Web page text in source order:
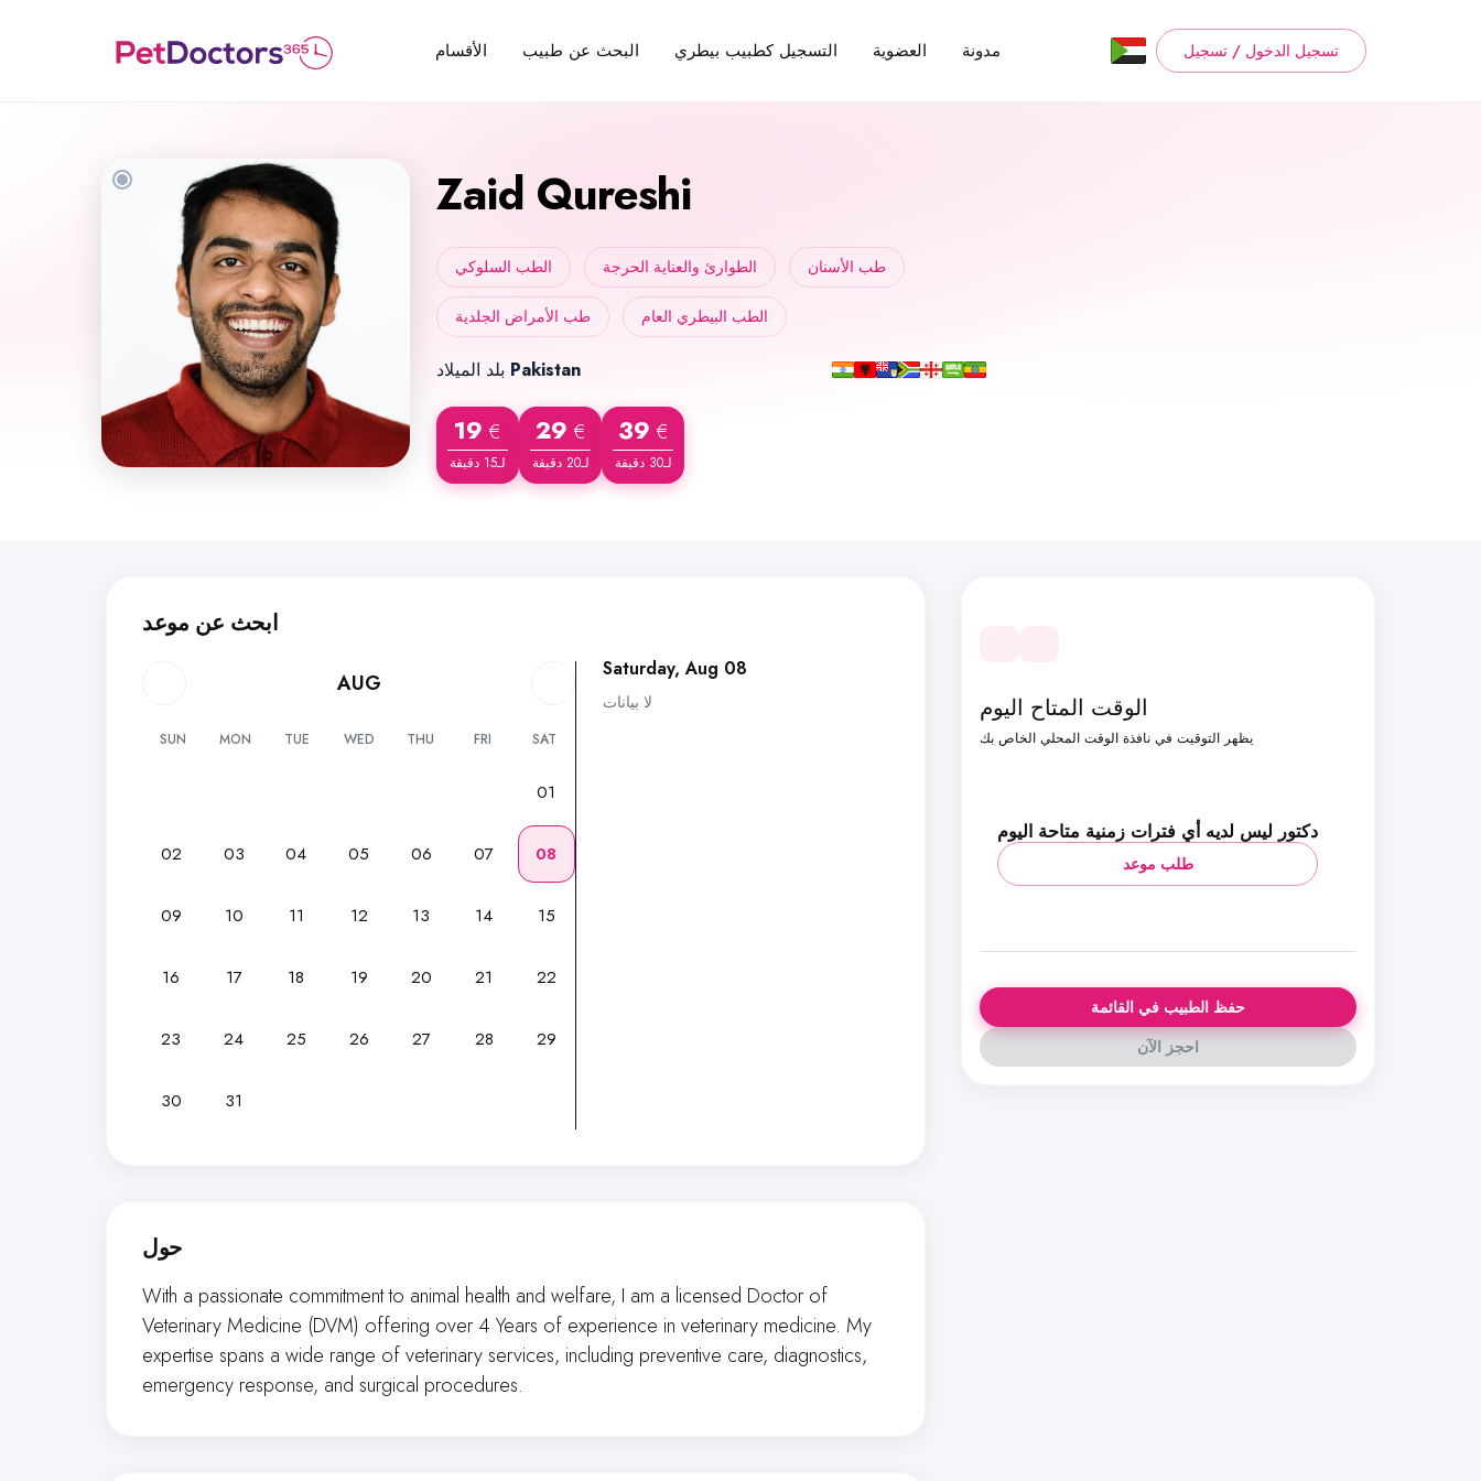
الأقسام البحث عن طبيب التسجيل كطبيب بيطري العضوية مدونة تسجيل الدخول / تسجيل
Zaid Qureshi
الطب السلوكي الطوارئ والعناية الحرجة طب الأسنان
طب الأمراض الجلدية الطب البيطري العام
Pakistan
19 €
لـ15 دقيقة
29 €
لـ20 دقيقة
39 €
لـ30 دقيقة
ابحث عن موعد
AUG
SUN MON TUE WED THU FRI SAT
01
02 03 04 05 06 07 08
09 10 11 12 13 14 15
16 17 18 19 20 21 22
23 24 25 26 27 28 29
30 31
Saturday, Aug 08
لا بيانات
حول
With a passionate commitment to animal health and welfare, I am a licensed Doctor of
Veterinary Medicine (DVM) offering over 4 Years of experience in veterinary medicine. My
expertise spans a wide range of veterinary services, including preventive care, diagnostics,
emergency response, and surgical procedures.
الوقت المتاح اليوم
يظهر التوقيت في نافذة الوقت المحلي الخاص بك
دكتور ليس لديه أي فترات زمنية متاحة اليوم
طلب موعد
حفظ الطبيب في القائمة
احجز الآن